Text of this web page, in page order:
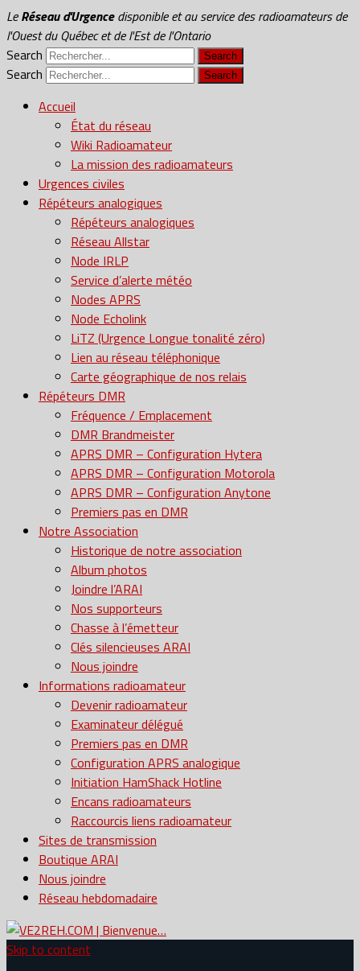
LeRéseau d'Urgencedisponible et au service des radioamateurs de
l'Ouest du Québec et de l'Est de l'Ontario
Search
Search
Accueil
État du réseau
Wiki Radioamateur
La mission des radioamateurs
Urgences civiles
Répéteurs analogiques
Répéteurs analogiques
Réseau Allstar
Node IRLP
Service d’alerte météo
Nodes APRS
Node Echolink
LiTZ (Urgence Longue tonalité zéro)
Lien au réseau téléphonique
Carte géographique de nos relais
Répéteurs DMR
Fréquence / Emplacement
DMR Brandmeister
APRS DMR – Configuration Hytera
APRS DMR – Configuration Motorola
APRS DMR – Configuration Anytone
Premiers pas en DMR
Notre Association
Historique de notre association
Album photos
Joindre l’ARAI
Nos supporteurs
Chasse à l’émetteur
Clés silencieuses ARAI
Nous joindre
Informations radioamateur
Devenir radioamateur
Examinateur délégué
Premiers pas en DMR
Configuration APRS analogique
Initiation HamShack Hotline
Encans radioamateurs
Raccourcis liens radioamateur
Sites de transmission
Boutique ARAI
Nous joindre
Réseau hebdomadaire
Skip to content